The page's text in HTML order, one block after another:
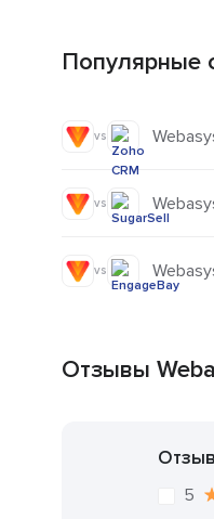
Популярные
vs
vs
vs
Отзывы
5